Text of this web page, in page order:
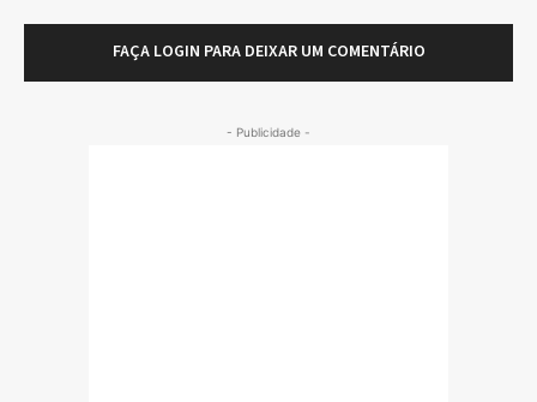
FAÇA LOGIN PARA DEIXAR UM COMENTÁRIO
- Publicidade -